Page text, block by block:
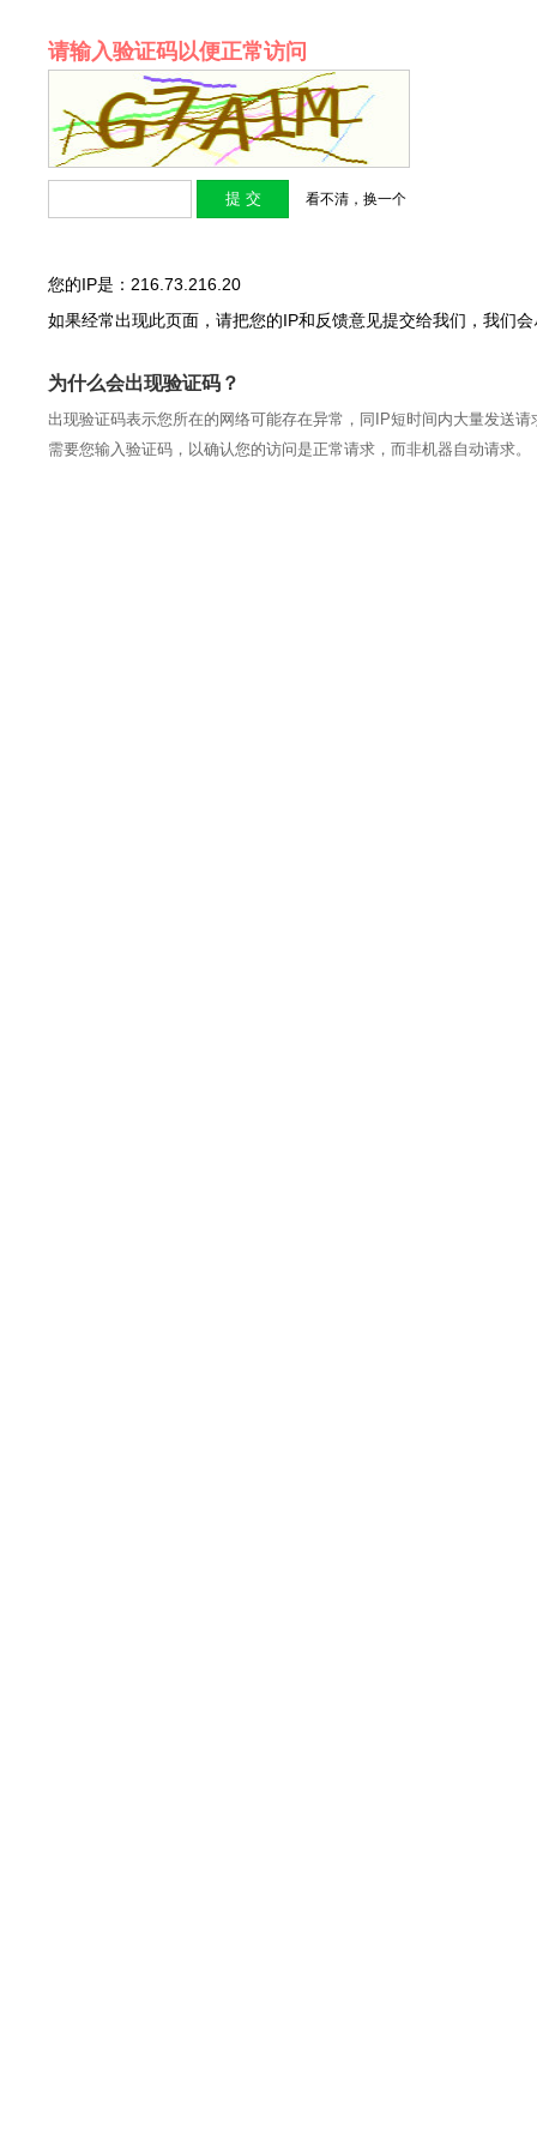
请输入验证码以便正常访问
看不清，换一个
您的IP是：216.73.216.20
如果经常出现此页面，请把您的IP和反馈意见提交给我们，我们
为什么会出现验证码？
出现验证码表示您所在的网络可能存在异常，同IP短时间内大量发送
需要您输入验证码，以确认您的访问是正常请求，而非机器自动请求。